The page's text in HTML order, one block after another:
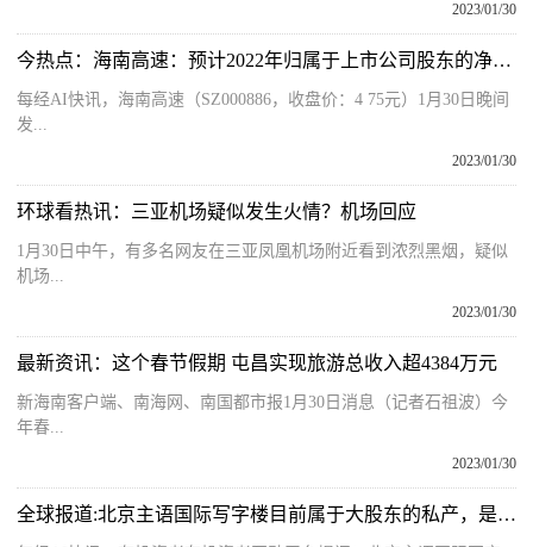
2023/01/30
今热点：海南高速：预计2022年归属于上市公司股东的净利润2.2亿元～2.61亿元，同比增长328.24％～408.05％
每经AI快讯，海南高速（SZ000886，收盘价：4 75元）1月30日晚间
发...
2023/01/30
环球看热讯：三亚机场疑似发生火情？机场回应
1月30日中午，有多名网友在三亚凤凰机场附近看到浓烈黑烟，疑似
机场...
2023/01/30
最新资讯：这个春节假期 屯昌实现旅游总收入超4384万元
新海南客户端、南海网、南国都市报1月30日消息（记者石祖波）今
年春...
2023/01/30
全球报道:北京主语国际写字楼目前属于大股东的私产，是否考虑购买？东方铁塔回应